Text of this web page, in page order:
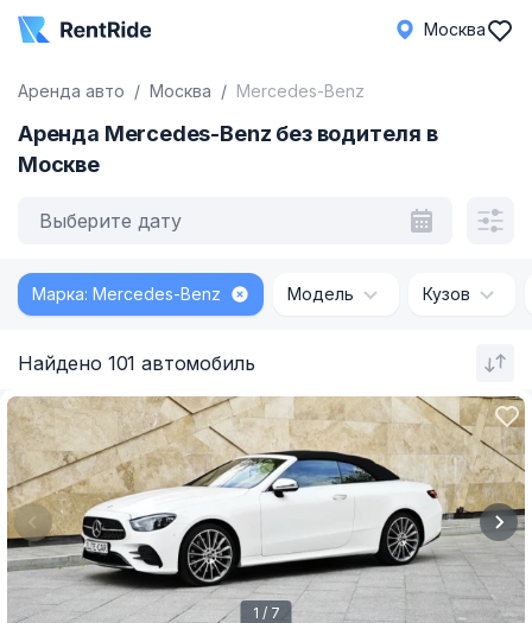
Москва
Аренда авто Москва Mercedes-Benz
Аренда Mercedes-Benz без водителя в
Москве
Выберите дату
Марка: Mercedes-Benz Модель Кузов
Найдено 101 автомобиль
1 / 7